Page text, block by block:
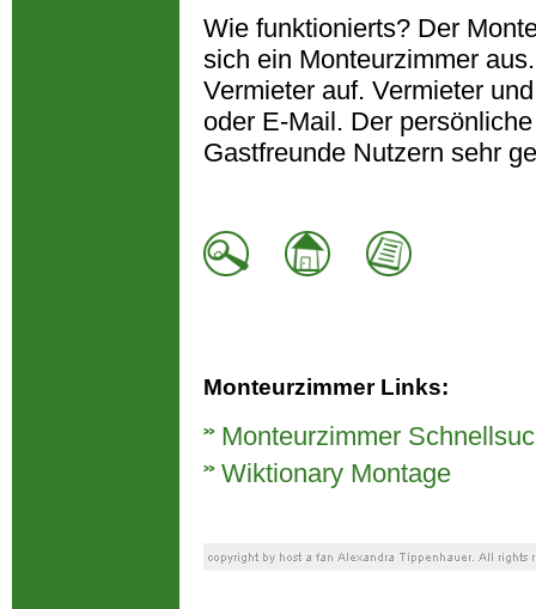
Wie funktionierts? Der
sich ein Monteurzimmer
Vermieter auf. Vermieter
oder E-Mail. Der
Gastfreunde Nutzern sehr
Monteurzimmer Links:
Monteurzimmer
Wiktionary Montage